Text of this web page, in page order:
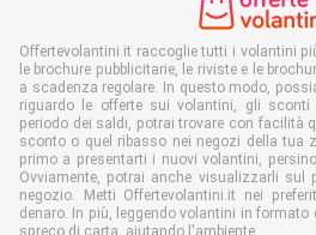
Offertevolantini.it raccoglie tutti i volantini
le brochure pubblicitarie, le riviste e le
a scadenza regolare. In questo modo,
riguardo le offerte sui volantini, gli sconti
periodo dei saldi, potrai trovare con facilità
sconto o quel ribasso nei negozi della tua
primo a presentarti i nuovi volantini,
Ovviamente, potrai anche visualizzarli
negozio. Metti Offertevolantini.it nei
denaro. In più, leggendo volantini in
spreco di carta, aiutando l'ambiente.